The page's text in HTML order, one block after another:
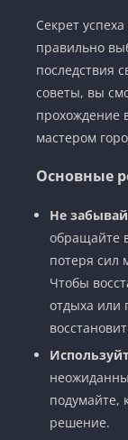
Секрет
правильно
последствия
советы, вы
прохождение
мастером
Основные
Не
обращайте
потеря сил
Чтобы
отдыха или
подумайте,
решение.